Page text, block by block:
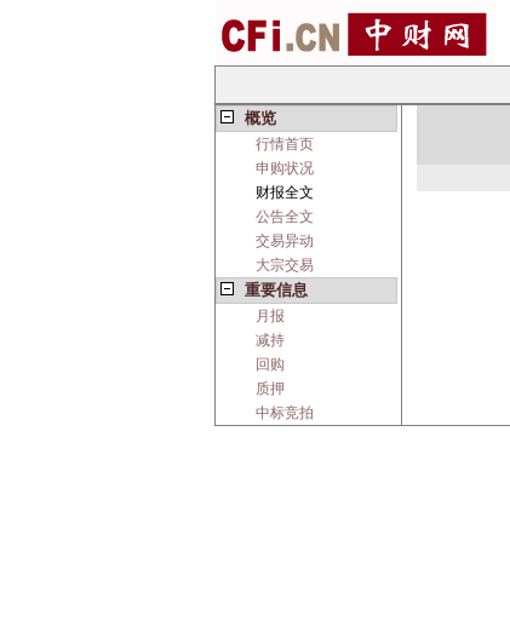
概览
行情首页
申购状况
财报全文
公告全文
交易异动
大宗交易
重要信息
月报
减持
回购
质押
中标竞拍